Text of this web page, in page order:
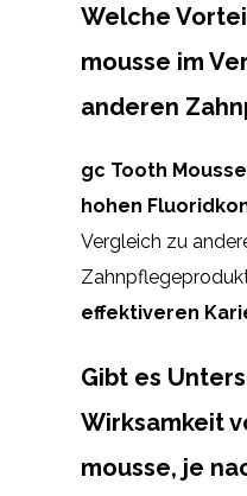
Welche
mousse im
anderen
gc Tooth Mousse
hohen
Vergleich zu
effektiveren
Gibt es
Wirksamkeit
mousse, je